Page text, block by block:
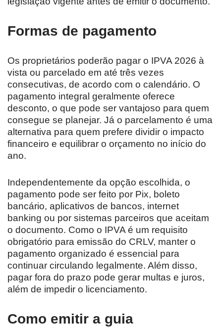
Formas de pagamento
Os proprietários poderão pagar o IPVA 2026 à
vista ou parcelado em até três vezes
consecutivas, de acordo com o calendário. O
pagamento integral geralmente oferece
desconto, o que pode ser vantajoso para quem
consegue se planejar. Já o parcelamento é uma
alternativa para quem prefere dividir o impacto
financeiro e equilibrar o orçamento no início do
ano.
Independentemente da opção escolhida, o
pagamento pode ser feito por Pix, boleto
bancário, aplicativos de bancos, internet
banking ou por sistemas parceiros que aceitam
o documento. Como o IPVA é um requisito
obrigatório para emissão do CRLV, manter o
pagamento organizado é essencial para
continuar circulando legalmente. Além disso,
pagar fora do prazo pode gerar multas e juros,
além de impedir o licenciamento.
Como emitir a guia